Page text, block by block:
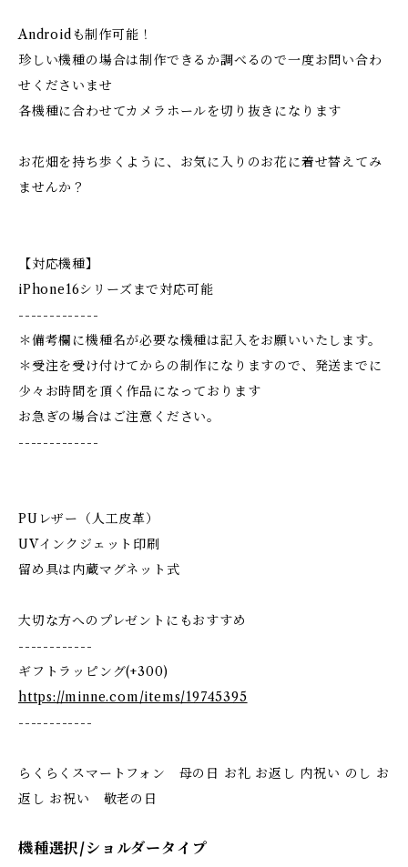
Androidも制作可能！
珍しい機種の場合は制作できるか調べるので一度お問い合わ
せくださいませ
各機種に合わせてカメラホールを切り抜きになります
お花畑を持ち歩くように、お気に入りのお花に着せ替えてみ
ませんか？
【対応機種】
iPhone16シリーズまで対応可能
-------------
＊備考欄に機種名が必要な機種は記入をお願いいたします。
＊受注を受け付けてからの制作になりますので、発送までに
少々お時間を頂く作品になっております
お急ぎの場合はご注意ください。
-------------
PUレザー（人工皮革）
UVインクジェット印刷
留め具は内蔵マグネット式
大切な方へのプレゼントにもおすすめ
------------
ギフトラッピング(+300)
https://minne.com/items/19745395
------------
らくらくスマートフォン 母の日 お礼 お返し 内祝い のし お
返し お祝い 敬老の日
機種選択/ショルダータイプ